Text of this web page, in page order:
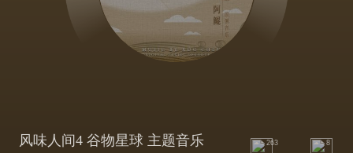
风味人间4 谷物星球 主题音乐 263 8